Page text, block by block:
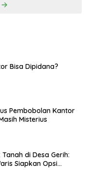
Bisa Dipidana?
Pembobolan Kantor
Misterius
di Desa Gerih:
Siapkan Opsi